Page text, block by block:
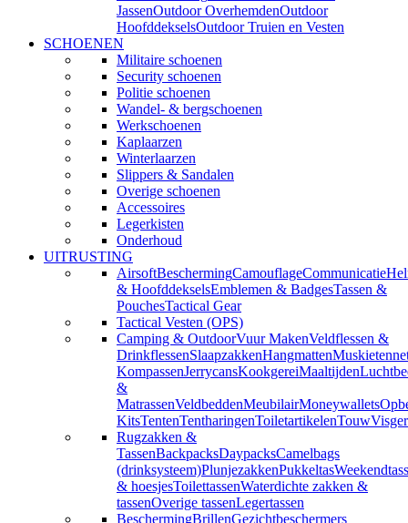
JassenOutdoor OverhemdenOutdoor
HoofddekselsOutdoor Truien en Vesten
SCHOENEN
Militaire schoenen
Security schoenen
Politie schoenen
Wandel- & bergschoenen
Werkschoenen
Kaplaarzen
Winterlaarzen
Slippers & Sandalen
Overige schoenen
Accessoires
Legerkisten
Onderhoud
UITRUSTING
AirsoftBeschermingCamouflageCommunicatie
& HoofddekselsEmblemen & BadgesTassen &
PouchesTactical Gear
Tactical Vesten (OPS)
Camping & OutdoorVuur MakenVeldflessen &
DrinkflessenSlaapzakkenHangmatten
KompassenJerrycansKookgereiMaaltijden
&
MatrassenVeldbeddenMeubilairMoneywallets
KitsTentenTentharingenToiletartikelenTouw
Rugzakken &
TassenBackpacksDaypacksCamelbags
(drinksysteem)PlunjezakkenPukkeltas
& hoesjesToilettassenWaterdichte zakken &
tassenOverige tassenLegertassen
BeschermingBrillenGezichtbeschermers